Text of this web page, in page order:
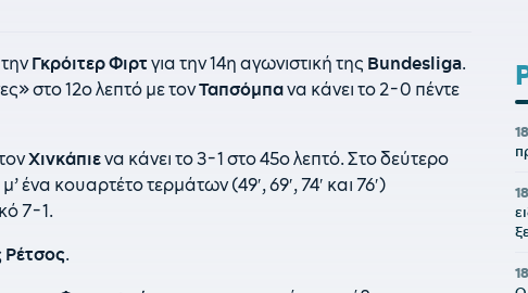
τηνΓκρόιτερΦιρτ για την 14η αγωνιστική της Bundesliga.
στο 12ο λεπτό με τονΤαπσόμπανα κάνει το 2-0 πέντε
Χινκάπιενα κάνει το 3-1 στο 45ο λεπτό. Στο δεύτερο
ένα κουαρτέτο τερμάτων (49′, 69′, 74′ και 76′)
7-1.
Ρέτσος.